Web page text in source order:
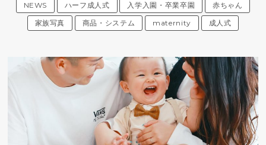
NEWS
ハーフ成人式 入学入園・卒業卒園
赤ちゃん
家族写真
商品・システム maternity 成人式